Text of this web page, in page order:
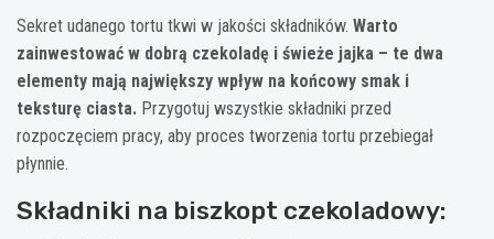
Sekret udanego tortu tkwi w jakości składników. Warto
zainwestować w dobrą czekoladę i świeże jajka – te dwa
elementy mają największy wpływ na końcowy smak i
teksturę ciasta. Przygotuj wszystkie składniki przed
rozpoczęciem pracy, aby proces tworzenia tortu przebiegał
płynnie.
Składniki na biszkopt czekoladowy: